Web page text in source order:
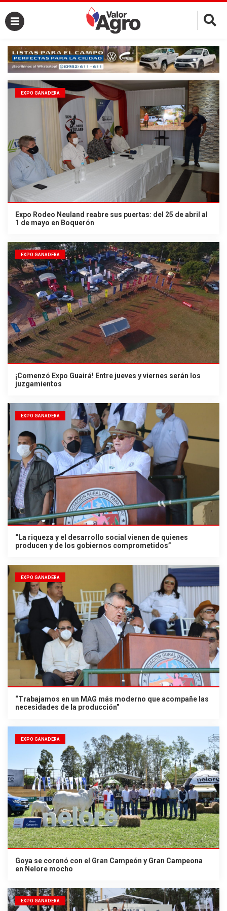
×
EXPO GANADERA
Expo Rodeo Neuland reabre sus puertas: del 25 de abril al
1 de mayo en Boquerón
EXPO GANADERA
¡Comenzó Expo Guairá! Entre jueves y viernes serán los
juzgamientos
EXPO GANADERA
“La riqueza y el desarrollo social vienen de quienes
producen y de los gobiernos comprometidos”
EXPO GANADERA
“Trabajamos en un MAG más moderno que acompañe las
necesidades de la producción”
EXPO GANADERA
Goya se coronó con el Gran Campeón y Gran Campeona
en Nelore mocho
EXPO GANADERA